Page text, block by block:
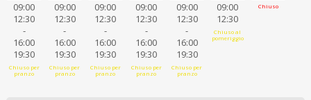
09:00
12:30
-
16:00
19:30
Chiuso per
pranzo
09:00
12:30
-
16:00
19:30
Chiuso per
pranzo
09:00
12:30
-
16:00
19:30
Chiuso per
pranzo
09:00
12:30
-
16:00
19:30
Chiuso per
pranzo
09:00
12:30
-
16:00
19:30
Chiuso per
pranzo
09:00
12:30
Chiuso al
pomeriggio
Chiuso